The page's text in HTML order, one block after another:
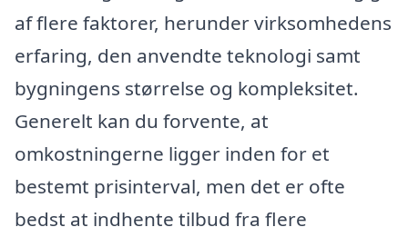
af flere faktorer, herunder virksomhedens
erfaring, den anvendte teknologi samt
bygningens størrelse og kompleksitet.
Generelt kan du forvente, at
omkostningerne ligger inden for et
bestemt prisinterval, men det er ofte
bedst at indhente tilbud fra flere